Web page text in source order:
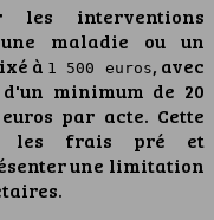
les interventions
maladie ou un
à 1 500 euros, avec
minimum de 20
par acte. Cette
les frais pré et
une limitation